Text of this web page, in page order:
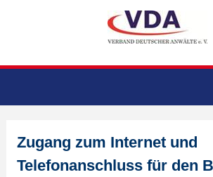
Zugang zum Internet und
Telefonanschluss für den